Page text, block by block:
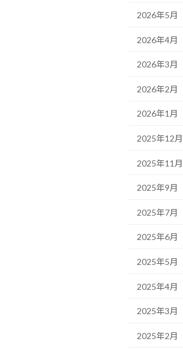
2026年5月
2026年4月
2026年3月
2026年2月
2026年1月
2025年12月
2025年11月
2025年9月
2025年7月
2025年6月
2025年5月
2025年4月
2025年3月
2025年2月